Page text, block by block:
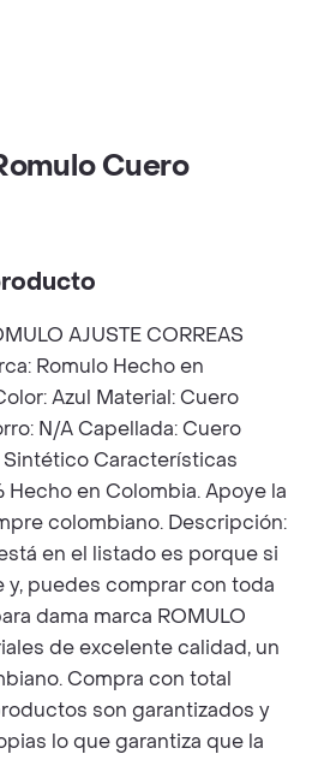
Cuero
AJUSTE CORREAS
Romulo Hecho en
Azul Material: Cuero
N/A Capellada: Cuero
Sintético Características
Hecho en Colombia. Apoye la
colombiano. Descripción:
en el listado es porque si
puedes comprar con toda
dama marca ROMULO
de excelente calidad, un
Compra con total
son garantizados y
lo que garantiza que la